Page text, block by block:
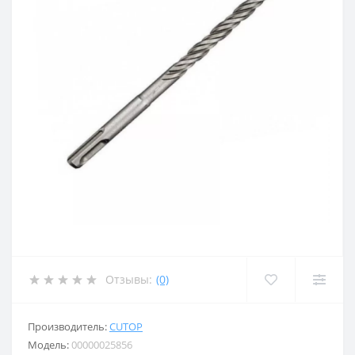
Отзывы: (0)
Производитель:CUTOP
Модель:00000025856